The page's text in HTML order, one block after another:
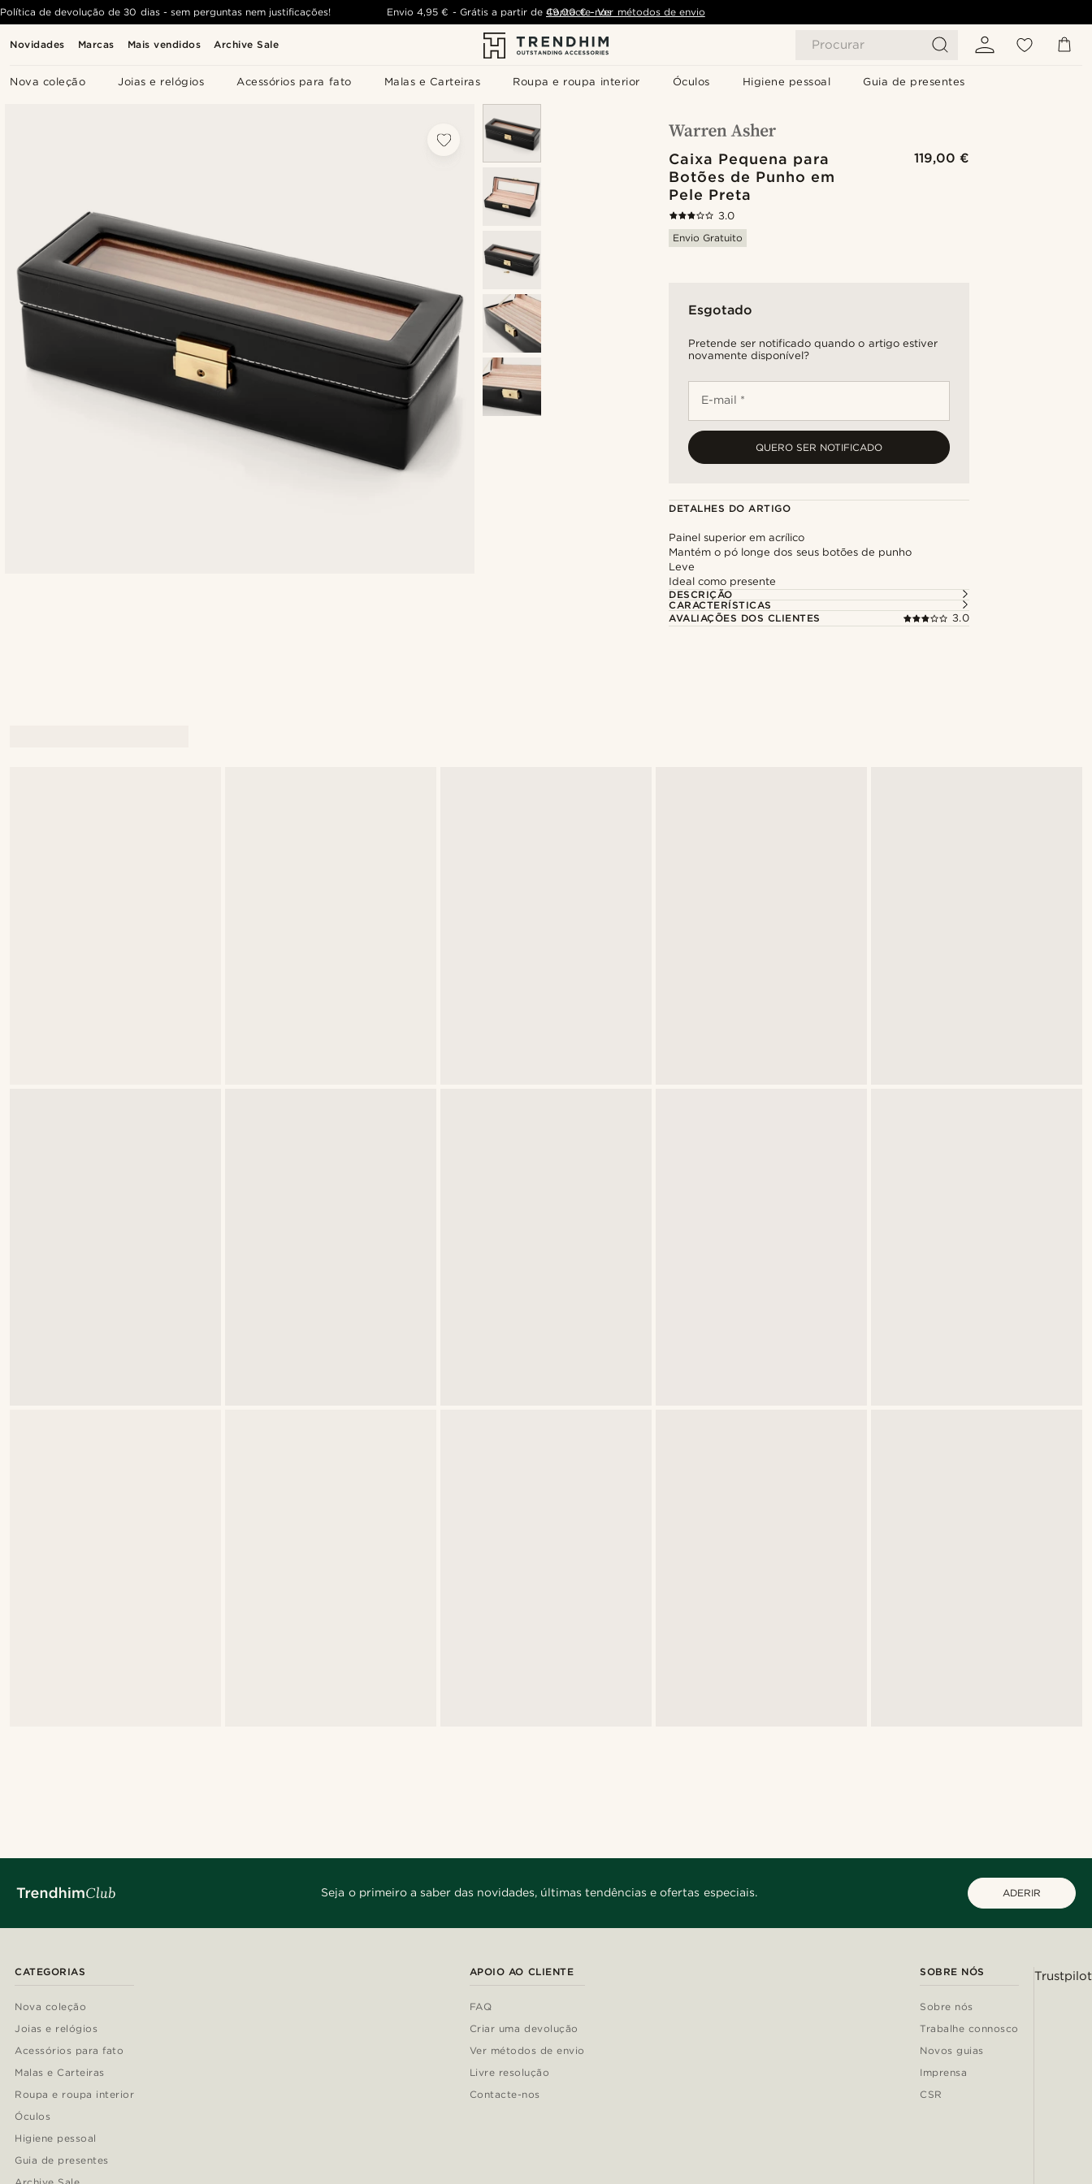
Novidades Marcas Mais vendidos Archive Sale Procurar
Nova coleção Joias e relógios Acessórios para fato Malas e Carteiras Roupa e roupa interior Óculos Higiene pessoal Guia de presentes
Política de devolução de 30 dias - sem perguntas nem justificações! Envio 4,95 € - Grátis a partir de 49,00 € - Ver métodos de envio
Contacte-nos
Caixa Pequena para
Botões de Punho em
Pele Preta
119,00 €
3.0
Envio Gratuito
Esgotado
Pretende ser notificado quando o artigo estiver
novamente disponível?
E-mail *
QUERO SER NOTIFICADO
DETALHES DO ARTIGO
Painel superior em acrílico
Mantém o pó longe dos seus botões de punho
Leve
Ideal como presente
DESCRIÇÃO
CARACTERÍSTICAS
AVALIAÇÕES DOS CLIENTES
3.0
Seja o primeiro a saber das novidades, últimas tendências e ofertas especiais. ADERIR
CATEGORIAS
Nova coleção
Joias e relógios
Acessórios para fato
Malas e Carteiras
Roupa e roupa interior
Óculos
Higiene pessoal
Guia de presentes
APOIO AO CLIENTE
FAQ
Criar uma devolução
Ver métodos de envio
Livre resolução
Contacte-nos
SOBRE NÓS
Sobre nós
Trabalhe connosco
Novos guias
Imprensa
CSR
Trustpilot